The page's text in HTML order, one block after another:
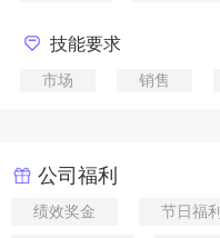
技能要求
市场 销售
公司福利
绩效奖金 节日福利